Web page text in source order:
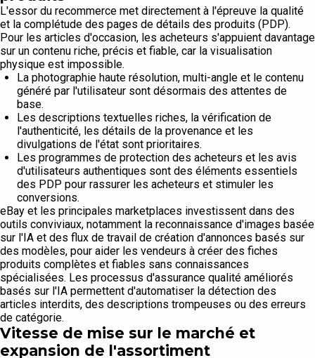
L'essor du recommerce met directement à l'épreuve la qualité
et la complétude des pages de détails des produits (PDP).
Pour les articles d'occasion, les acheteurs s'appuient davantage
sur un contenu riche, précis et fiable, car la visualisation
physique est impossible.
La photographie haute résolution, multi-angle et le contenu
généré par l'utilisateur sont désormais des attentes de
base.
Les descriptions textuelles riches, la vérification de
l'authenticité, les détails de la provenance et les
divulgations de l'état sont prioritaires.
Les programmes de protection des acheteurs et les avis
d'utilisateurs authentiques sont des éléments essentiels
des PDP pour rassurer les acheteurs et stimuler les
conversions.
eBay et les principales marketplaces investissent dans des
outils conviviaux, notamment la reconnaissance d'images basée
sur l'IA et des flux de travail de création d'annonces basés sur
des modèles, pour aider les vendeurs à créer des fiches
produits complètes et fiables sans connaissances
spécialisées. Les processus d'assurance qualité améliorés
basés sur l'IA permettent d'automatiser la détection des
articles interdits, des descriptions trompeuses ou des erreurs
de catégorie.
Vitesse de mise sur le marché et
expansion de l'assortiment